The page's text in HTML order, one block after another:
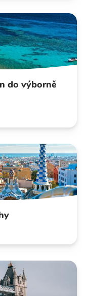
do výborně